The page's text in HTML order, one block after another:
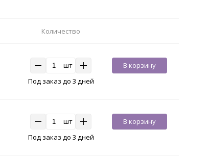
Количество
шт
В корзину
Под заказ до 3 дней
шт
В корзину
Под заказ до 3 дней